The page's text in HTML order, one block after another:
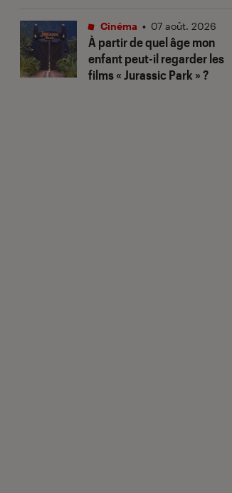
À partir de quel âge mon
enfant peut-il regarder les
films « Jurassic Park » ?
Cinéma • 07 août. 2026